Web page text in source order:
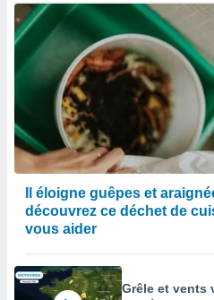
Il éloigne guêpes et
découvrez ce déchet de
vous aider
Grêle et vents